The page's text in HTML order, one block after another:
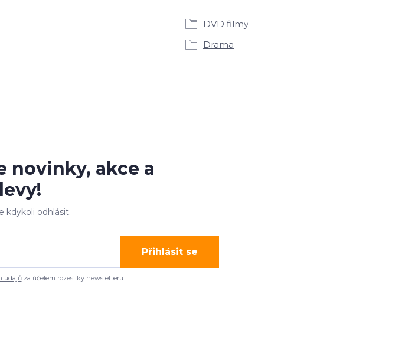
DVD filmy
Drama
novinky, akce a
kdykoli odhlásit.
Přihlásit se
údajůza účelem rozesílky newsletteru.